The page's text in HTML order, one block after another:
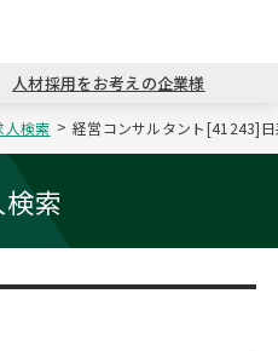
戻る
コンサ
戻る
キャリ
戻る
MBAの
戻る
日本か
戻る
パワー
人材採用をお考えの企業様
人検索 経営コンサルタント[41243]
索